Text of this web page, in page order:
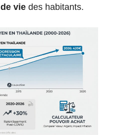
vie des habitants.